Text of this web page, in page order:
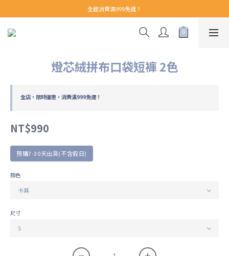
【 Welcome 】新會員首購即享免運！(至領券中心領取)
全館消費滿999免運！
【 Welcome 】新會員首購即享免運！(至領券中心領取)
燈芯絨拼布口袋短褲 2色
全店，限時優惠，消費滿999免運！
NT$990
預購7-30天出貨(不含假日)
顏色
尺寸